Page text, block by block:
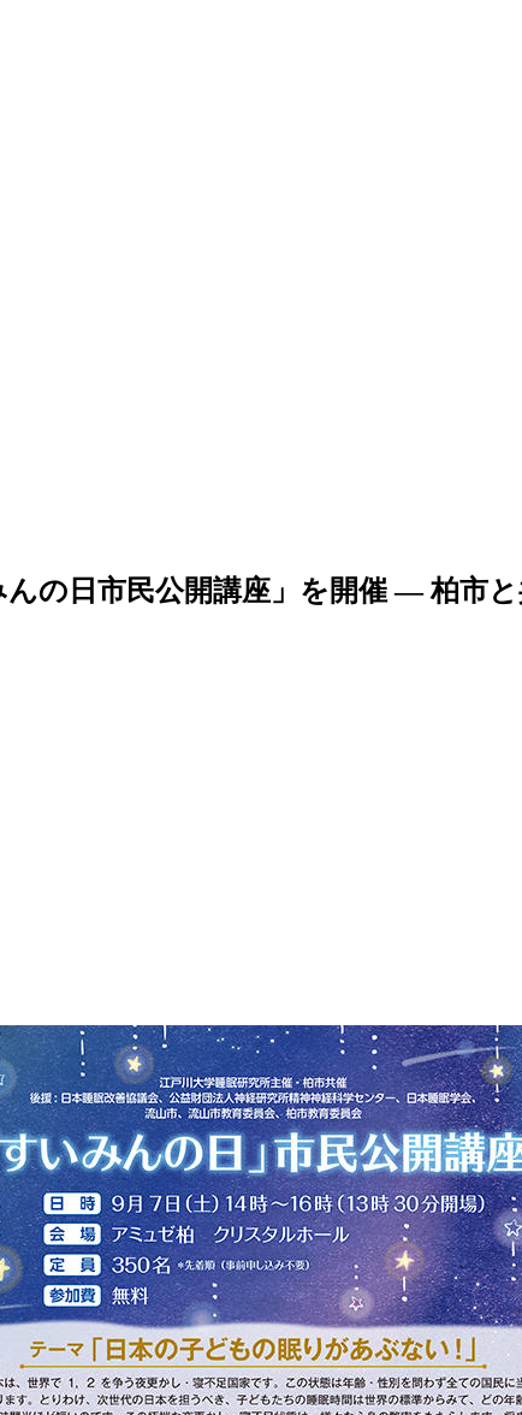
の日市民公開講座」を開催 — 柏市